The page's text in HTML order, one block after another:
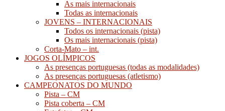
As mais internacionais
Todas as internacionais
JOVENS – INTERNACIONAIS
Todos os internacionais (pista)
Os mais internacionais (pista)
Corta-Mato – int.
JOGOS OLÍMPICOS
As presenças portuguesas (todas as modalidades)
As presenças portuguesas (atletismo)
CAMPEONATOS DO MUNDO
Pista – CM
Pista coberta – CM